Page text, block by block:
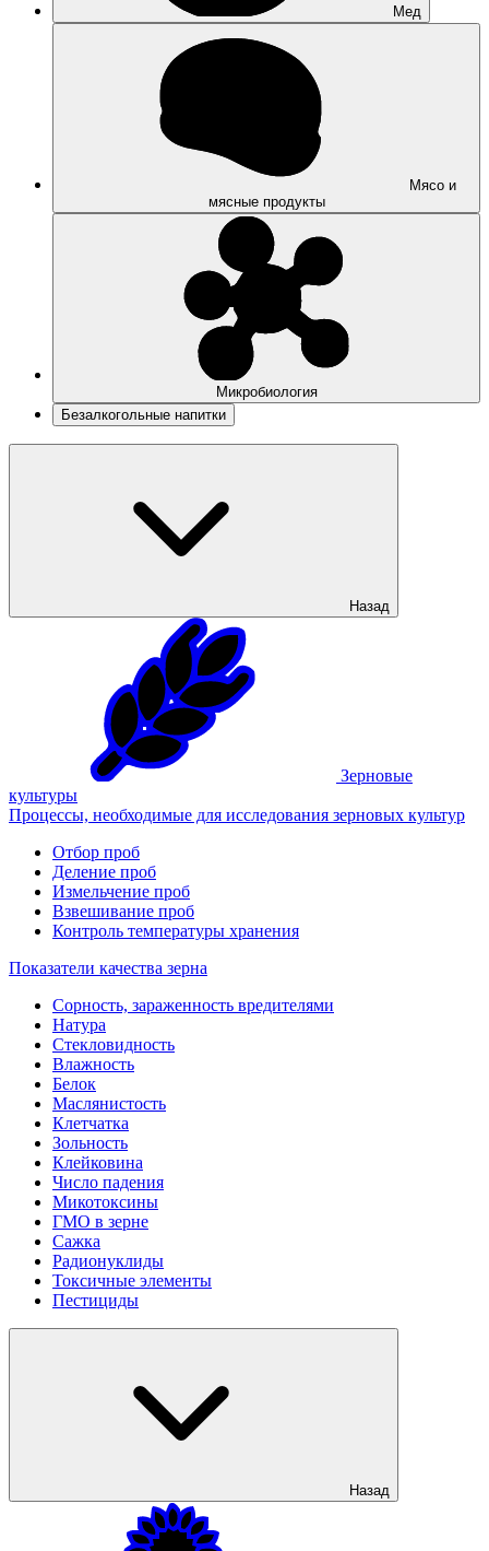
Мед
Мясо и
мясные продукты
Микробиология
Безалкогольные напитки
Назад
Зерновые
культуры
Процессы, необходимые для исследования зерновых культур
Отбор проб
Деление проб
Измельчение проб
Взвешивание проб
Контроль температуры хранения
Показатели качества зерна
Сорность, зараженность вредителями
Натура
Стекловидность
Влажность
Белок
Маслянистость
Клетчатка
Зольность
Клейковина
Число падения
Микотоксины
ГМО в зерне
Сажка
Радионуклиды
Токсичные элементы
Пестициды
Назад